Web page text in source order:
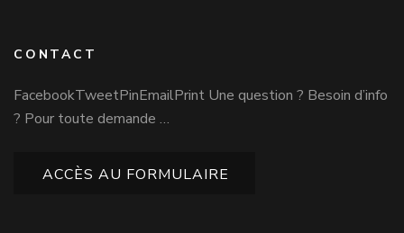
CONTACT
FacebookTweetPinEmailPrint Une question ? Besoin d’info
? Pour toute demande …
ACCÈS AU FORMULAIRE